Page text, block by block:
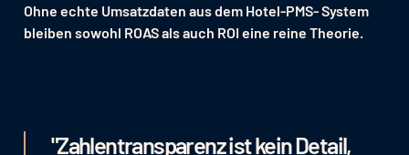
Ohne echte Umsatzdaten aus dem Hotel-PMS- System
bleiben sowohl ROAS als auch ROI eine reine Theorie.
"Zahlentransparenz ist kein Detail,